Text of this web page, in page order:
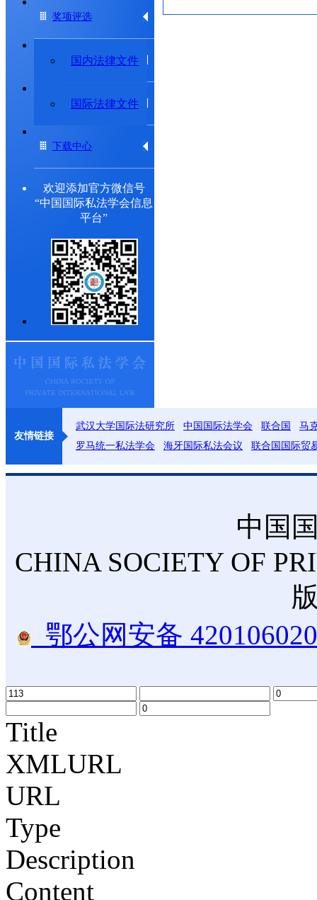
奖项评选
国内法律文件
国际法律文件
法律法规
出版物
下载中心
欢迎添加官方微信号
“中国国际私法学会信息
平台”
友情链接
武汉大学国际法研究所 中国国际法学会 联合国
马
罗马统一私法学会
海牙国际私法会议 联合国国际贸
中国
CHINA SOCIETY OF
鄂公网安备
Title
XMLURL
URL
Type
Description
Content